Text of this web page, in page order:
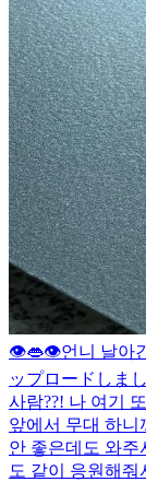
👁️👄👁️언니 날아
ップロードしまし
사람??! 나 여기
앞에서 무대 하니
안 좋은데도 와주
도 같이 응원해줘